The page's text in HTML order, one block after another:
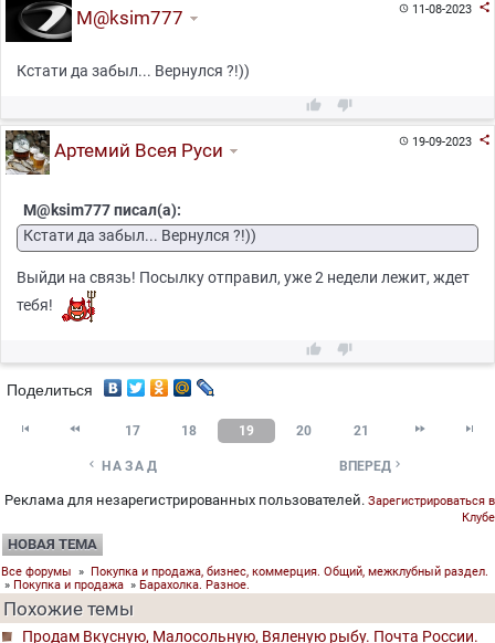
11-08-2023 
M@ksim777
Кстати да забыл... Вернулся ?!))
 
19-09-2023 
Артемий Всея Руси
M@ksim777 писал(а):
Кстати да забыл... Вернулся ?!))
Выйди на связь! Посылку отправил, уже 2 недели лежит, ждет
тебя!
 
Поделиться
  17 18 19 20 21  
 НАЗАД ВПЕРЕД 
Реклама для незарегистрированных пользователей. Зарегистрироваться в
Клубе
НОВАЯ ТЕМА
Все форумы » Покупка и продажа, бизнес, коммерция. Общий, межклубный раздел.
» Покупка и продажа » Барахолка. Разное.
Похожие темы
Продам Вкусную, Малосольную, Вяленую рыбу. Почта России.